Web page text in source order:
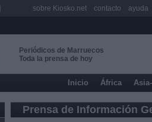
Periódicos de Marruecos
Toda la prensa de hoy
Inicio África
Prensa de Información
sobre Kiosko.net contacto ayuda